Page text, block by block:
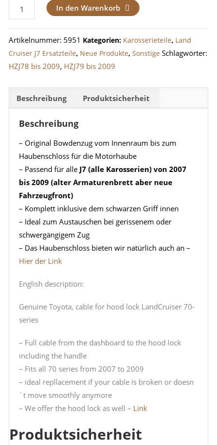
Bowdenzug
/
Kabel
Motorhauben-
Schloss
LandCruiser
2007-
2009
In den Warenkorb
Artikelnummer: 5951 Kategorien: Karosserieteile, Land
Cruiser J7 Ersatzteile, Neue Produkte, Sonstige Schlagwörter:
HZJ78 bis 2009, HZJ79 bis 2009
Beschreibung Produktsicherheit
Beschreibung
– Original Bowdenzug vom Innenraum bis zum
Haubenschloss für die Motorhaube
– Passend für alle J7 (alle Karosserien) von 2007
bis 2009 (alter Armaturenbrett aber neue
Fahrzeugfront)
– Komplett inklusive dem schwarzen Griff innen
– Ideal zum Austauschen bei gerissenem oder
schwergängigem Zug
– Das Haubenschloss bieten wir natürlich auch an –
Hier der Link
English description:
Genuine Toyota, cable for hood lock LandCruiser 70-
series
– Full cable from the dashboard to the hood lock
including the handle
– Fits all 70 series from 2007 to 2009
– ideal repllacement if your cable is broken or doesn
´t move smoothly anymore
– We offer the hood lock as well – Link
Produktsicherheit